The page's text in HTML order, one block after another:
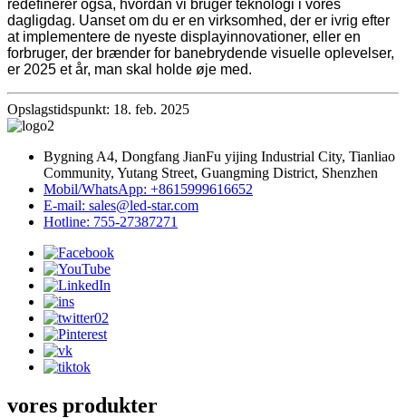
redefinerer også, hvordan vi bruger teknologi i vores
dagligdag. Uanset om du er en virksomhed, der er ivrig efter
at implementere de nyeste displayinnovationer, eller en
forbruger, der brænder for banebrydende visuelle oplevelser,
er 2025 et år, man skal holde øje med.
Opslagstidspunkt: 18. feb. 2025
Bygning A4, Dongfang JianFu yijing Industrial City, Tianliao
Community, Yutang Street, Guangming District, Shenzhen
Mobil/WhatsApp: +8615999616652
E-mail: sales@led-star.com
Hotline: 755-27387271
vores produkter